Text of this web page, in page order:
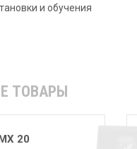
и обучения
ТОВАРЫ
20